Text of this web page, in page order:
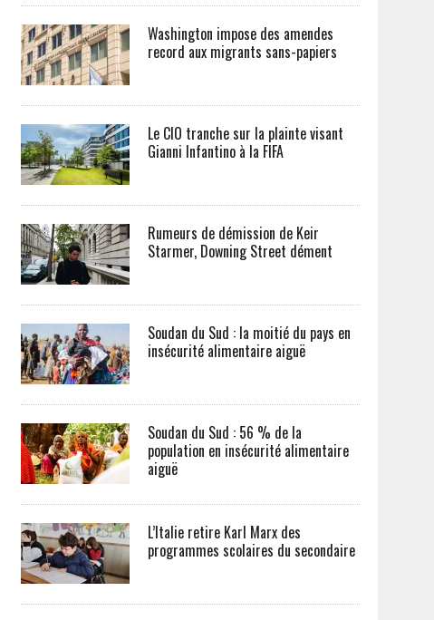
Washington impose des amendes
record aux migrants sans-papiers
Le CIO tranche sur la plainte visant
Gianni Infantino à la FIFA
Rumeurs de démission de Keir
Starmer, Downing Street dément
Soudan du Sud : la moitié du pays en
insécurité alimentaire aiguë
Soudan du Sud : 56 % de la
population en insécurité alimentaire
aiguë
L’Italie retire Karl Marx des
programmes scolaires du secondaire